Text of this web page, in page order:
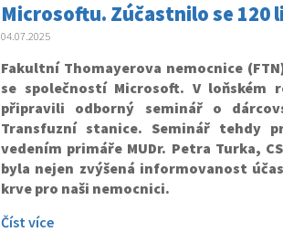
Microsoftu. Zúčastnilo se 120
04.07.2025
Fakultní Thomayerova nemocnice
se společností Microsoft. V loňském
připravili odborný seminář o
Transfuzní stanice. Seminář tehdy
vedením primáře MUDr. Petra Turka,
byla nejen zvýšená informovanost
krve pro naši nemocnici.
Číst více